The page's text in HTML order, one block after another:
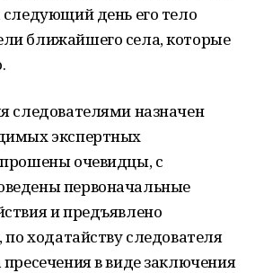
день его тело
ближайшего села, которые
следователями назначен
экспертных
очевидцы, с
первоначальные
и предъявлено
ходатайству следователя
в виде заключения